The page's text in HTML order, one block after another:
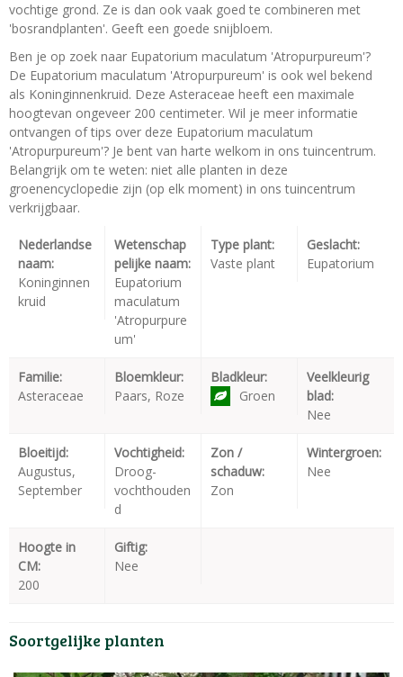
vochtige grond. Ze is dan ook vaak goed te combineren met
'bosrandplanten'. Geeft een goede snijbloem.
Ben je op zoek naar Eupatorium maculatum 'Atropurpureum'?
De Eupatorium maculatum 'Atropurpureum' is ook wel bekend
als Koninginnenkruid. Deze Asteraceae heeft een maximale
hoogtevan ongeveer 200 centimeter. Wil je meer informatie
ontvangen of tips over deze Eupatorium maculatum
'Atropurpureum'? Je bent van harte welkom in ons tuincentrum.
Belangrijk om te weten: niet alle planten in deze
groenencyclopedie zijn (op elk moment) in ons tuincentrum
verkrijgbaar.
Nederlandse
naam:
Koninginnen
kruid
Wetenschap
pelijke naam:
Eupatorium
maculatum
'Atropurpure
um'
Type plant:
Vaste plant
Geslacht:
Eupatorium
Familie:
Asteraceae
Bloemkleur:
Paars, Roze
Bladkleur:
Groen
Veelkleurig
blad:
Nee
Bloeitijd:
Augustus,
September
Vochtigheid:
Droog-
vochthouden
d
Zon /
schaduw:
Zon
Wintergroen:
Nee
Hoogte in
CM:
200
Giftig:
Nee
Soortgelijke planten